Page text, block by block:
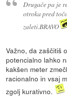
Drugače pa je
otroka pred
zaleti.BRAVO
Važno, da zaščitiš
potencialno lahko
kakšen meter
racionalno in vsaj
zgolj kurativno.